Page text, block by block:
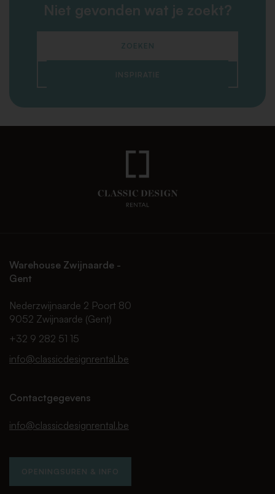
Niet gevonden wat je zoekt?
ZOEKEN
INSPIRATIE
Warehouse Zwijnaarde -
Gent
Nederzwijnaarde 2 Poort 80
9052 Zwijnaarde (Gent)
+32 9 282 51 15
info@classicdesignrental.be
Contactgegevens
info@classicdesignrental.be
OPENINGSUREN & INFO